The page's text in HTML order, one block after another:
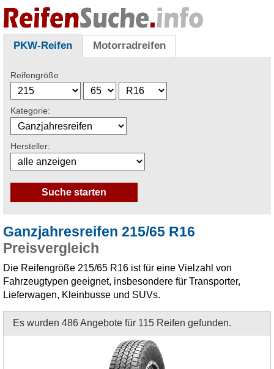
PKW-Reifen Motorradreifen
Reifengröße
Kategorie:
Hersteller:
Ganzjahresreifen 215/65 R16
Preisvergleich
Die Reifengröße 215/65 R16 ist für eine Vielzahl von
Fahrzeugtypen geeignet, insbesondere für Transporter,
Lieferwagen, Kleinbusse und SUVs.
Es wurden 486 Angebote für 115 Reifen gefunden.